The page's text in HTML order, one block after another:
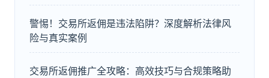
警惕！交易所返佣是违法陷阱？深度解析法律风
险与真实案例
交易所返佣推广全攻略：高效技巧与合规策略助